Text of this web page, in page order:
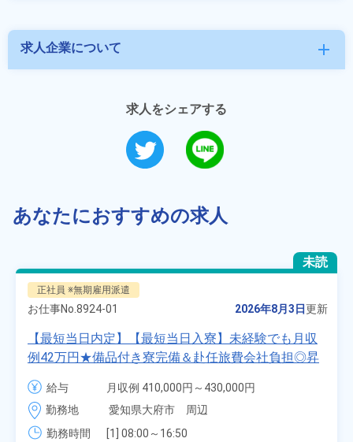
求人企業について add
求人をシェアする
あなたにおすすめの求人
未読
正社員 ※無期雇用派遣
お仕事No. 8924-01 2026年8月3日更新
【最短当日内定】【最短当日入寮】未経験でも月収
例42万円★備品付き寮完備＆赴任旅費会社負担◎昇
給・業績賞与あり！組立や塗装など自動車製造の各
種作業！《愛知県大府市》
給与
月収例 410,000円～430,000円
月給 277,000円～277,000円
勤務地
愛知県大府市　周辺
勤務時間
[1] 08:00～16:50